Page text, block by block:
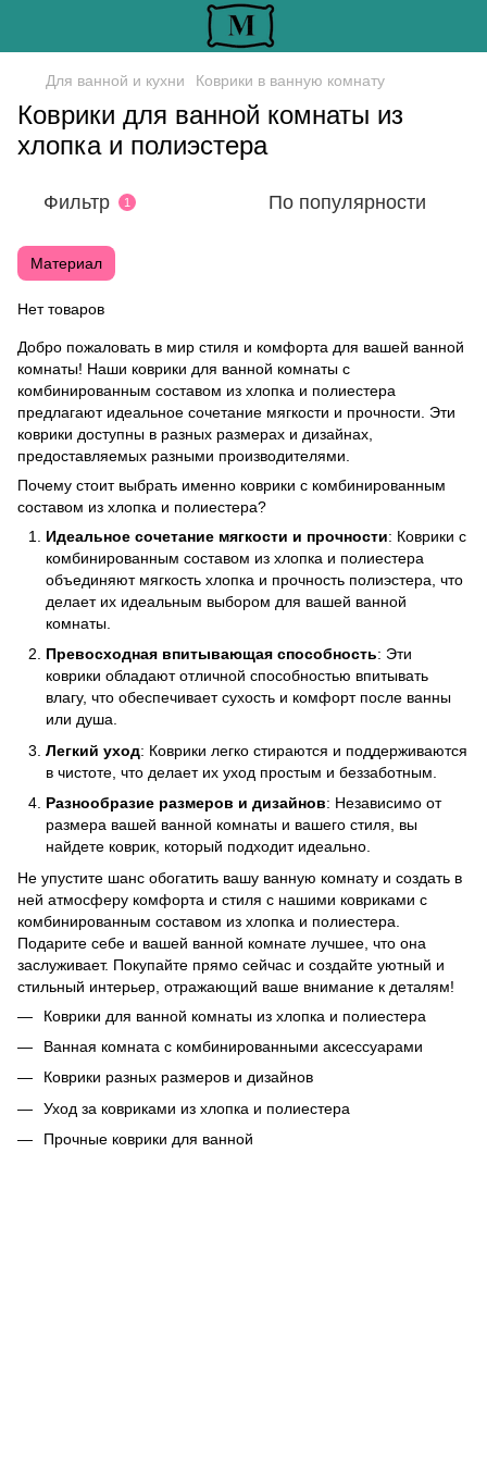
Для ванной и кухни Коврики в ванную комнату
Коврики для ванной комнаты из
хлопка и полиэстера
Фильтр 1 По популярности
Материал
Нет товаров
Добро пожаловать в мир стиля и комфорта для вашей ванной
комнаты! Наши коврики для ванной комнаты с
комбинированным составом из хлопка и полиестера
предлагают идеальное сочетание мягкости и прочности. Эти
коврики доступны в разных размерах и дизайнах,
предоставляемых разными производителями.
Почему стоит выбрать именно коврики с комбинированным
составом из хлопка и полиестера?
Идеальное сочетание мягкости и прочности: Коврики с
комбинированным составом из хлопка и полиестера
объединяют мягкость хлопка и прочность полиэстера, что
делает их идеальным выбором для вашей ванной
комнаты.
Превосходная впитывающая способность: Эти
коврики обладают отличной способностью впитывать
влагу, что обеспечивает сухость и комфорт после ванны
или душа.
Легкий уход: Коврики легко стираются и поддерживаются
в чистоте, что делает их уход простым и беззаботным.
Разнообразие размеров и дизайнов: Независимо от
размера вашей ванной комнаты и вашего стиля, вы
найдете коврик, который подходит идеально.
Не упустите шанс обогатить вашу ванную комнату и создать в
ней атмосферу комфорта и стиля с нашими ковриками с
комбинированным составом из хлопка и полиестера.
Подарите себе и вашей ванной комнате лучшее, что она
заслуживает. Покупайте прямо сейчас и создайте уютный и
стильный интерьер, отражающий ваше внимание к деталям!
Коврики для ванной комнаты из хлопка и полиестера
Ванная комната с комбинированными аксессуарами
Коврики разных размеров и дизайнов
Уход за ковриками из хлопка и полиестера
Прочные коврики для ванной